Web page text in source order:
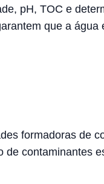
pH, TOC e
que a água
formadoras de
de contaminantes